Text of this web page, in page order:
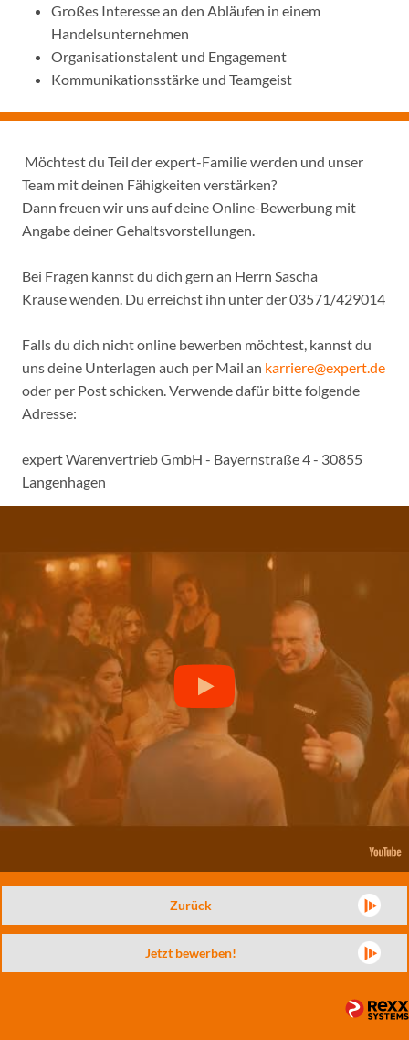
Großes Interesse an den Abläufen in einem
Handelsunternehmen
Organisationstalent und Engagement
Kommunikationsstärke und Teamgeist
Möchtest du Teil der expert-Familie werden und unser
Team mit deinen Fähigkeiten verstärken?
Dann freuen wir uns auf deine Online-Bewerbung mit
Angabe deiner Gehaltsvorstellungen.
Bei Fragen kannst du dich gern an Herrn Sascha
Krause wenden. Du erreichst ihn unter der 03571/429014
Falls du dich nicht online bewerben möchtest, kannst du
uns deine Unterlagen auch per Mail an karriere@expert.de
oder per Post schicken. Verwende dafür bitte folgende
Adresse:
expert Warenvertrieb GmbH - Bayernstraße 4 - 30855
Langenhagen
Zurück
Jetzt bewerben!